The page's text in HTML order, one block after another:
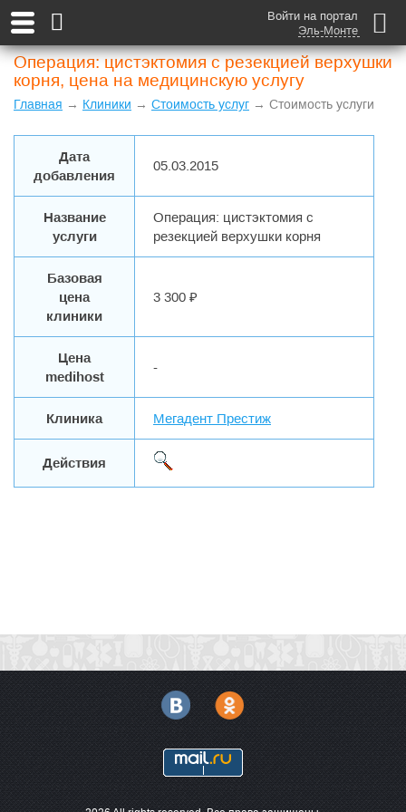
Войти на портал
Эль-Монте
Операция: цистэктомия с резекцией верхушки
корня, цена на медицинскую услугу
Главная → Клиники → Стоимость услуг → Стоимость услуги
Дата
добавления
05.03.2015
Название
услуги
Операция: цистэктомия с
резекцией верхушки корня
Базовая
цена
клиники
3 300 ₽
Цена
medihost
-
Клиника Мегадент Престиж
Действия